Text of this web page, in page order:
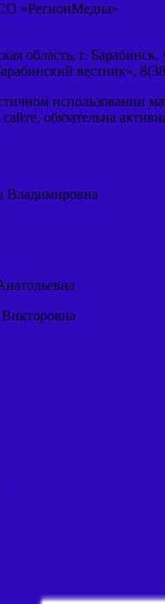
«РегионМедиа»
область, г.
вестник»,
использовании
обязательна
Владимировна